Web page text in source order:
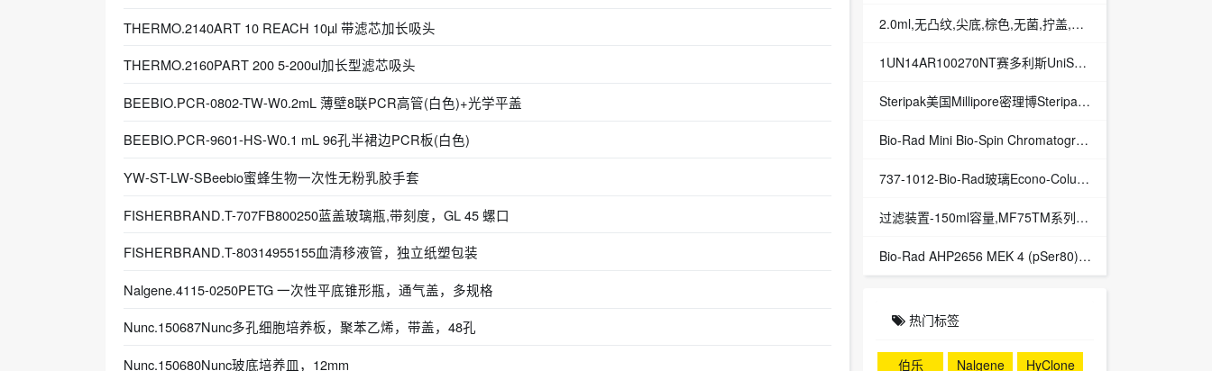
THERMO.2140ART 10 REACH 10µl 带滤芯加长吸头
THERMO.2160PART 200 5-200ul加长型滤芯吸头
BEEBIO.PCR-0802-TW-W0.2mL 薄壁8联PCR高管(白色)+光学平盖
BEEBIO.PCR-9601-HS-W0.1 mL 96孔半裙边PCR板(白色)
YW-ST-LW-SBeebio蜜蜂生物一次性无粉乳胶手套
FISHERBRAND.T-707FB800250蓝盖玻璃瓶,带刻度，GL 45 螺口
FISHERBRAND.T-80314955155血清移液管，独立纸塑包装
Nalgene.4115-0250PETG 一次性平底锥形瓶，通气盖，多规格
Nunc.150687Nunc多孔细胞培养板，聚苯乙烯，带盖，48孔
Nunc.150680Nunc玻底培养皿，12mm
2.0ml,无凸纹,尖底,棕色,无菌,拧盖,管货号3463ANK
1UN14AR100270NT赛多利斯UniSart CN 140膜硝酸纤维素膜现货供应
Steripak美国Millipore密理博Steripak过滤器
Bio-Rad Mini Bio-Spin Chromatography Columns层析柱732-6207 7326207
737-1012-Bio-Rad玻璃Econo-Column层析空柱7371012 伯乐代理
过滤装置-150ml容量,MF75TM系列，聚苯乙烯外壳，CN滤膜,孔径0.80um货号125-0080
Bio-Rad AHP2656 MEK 4 (pSer80),Rabbit anti MEK 4 (pSer80) antibody
热门标签
伯乐 Nalgene
HyClone